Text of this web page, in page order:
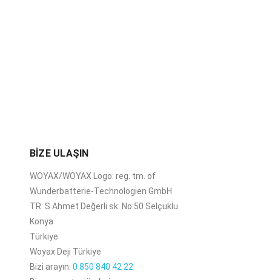
BİZE ULAŞIN
WOYAX/WOYAX Logo: reg. tm. of
Wunderbatterie-Technologien GmbH
TR: S Ahmet Değerli sk. No:50 Selçuklu
Konya
Türkiye
Woyax Deji Türkiye
Bizi arayın: 0 850 840 42 22